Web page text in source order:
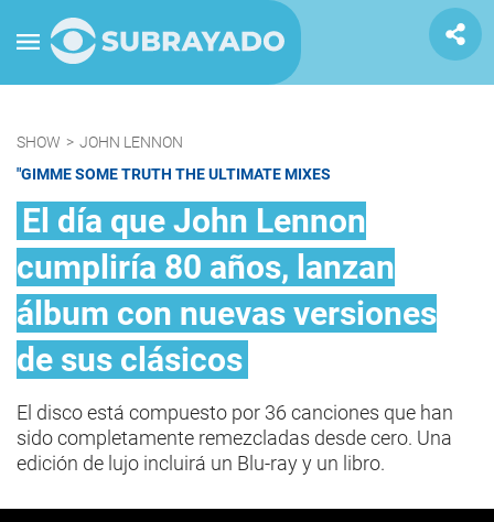
SHOW > JOHN LENNON
"GIMME SOME TRUTH THE ULTIMATE MIXES
El día que John Lennon
cumpliría 80 años, lanzan
álbum con nuevas versiones
de sus clásicos
El disco está compuesto por 36 canciones que han
sido completamente remezcladas desde cero. Una
edición de lujo incluirá un Blu-ray y un libro.